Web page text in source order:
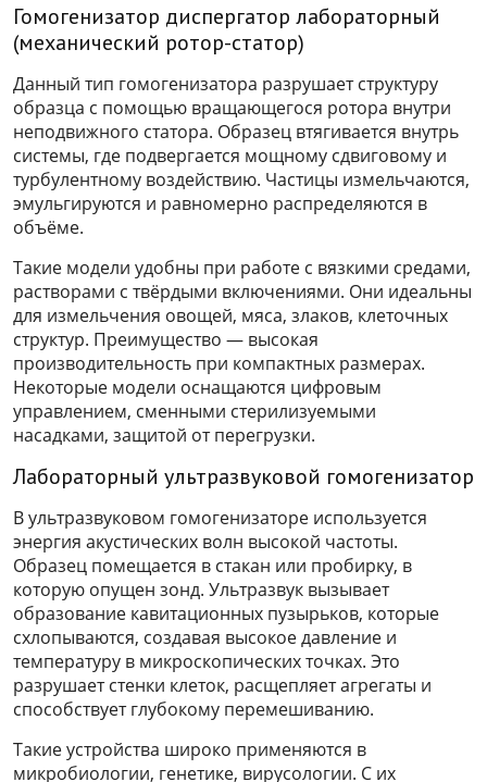
Гомогенизатор диспергатор лабораторный
(механический ротор-статор)
Данный тип гомогенизатора разрушает структуру
образца с помощью вращающегося ротора внутри
неподвижного статора. Образец втягивается внутрь
системы, где подвергается мощному сдвиговому и
турбулентному воздействию. Частицы измельчаются,
эмульгируются и равномерно распределяются в
объёме.
Такие модели удобны при работе с вязкими средами,
растворами с твёрдыми включениями. Они идеальны
для измельчения овощей, мяса, злаков, клеточных
структур. Преимущество — высокая
производительность при компактных размерах.
Некоторые модели оснащаются цифровым
управлением, сменными стерилизуемыми
насадками, защитой от перегрузки.
Лабораторный ультразвуковой гомогенизатор
В ультразвуковом гомогенизаторе используется
энергия акустических волн высокой частоты.
Образец помещается в стакан или пробирку, в
которую опущен зонд. Ультразвук вызывает
образование кавитационных пузырьков, которые
схлопываются, создавая высокое давление и
температуру в микроскопических точках. Это
разрушает стенки клеток, расщепляет агрегаты и
способствует глубокому перемешиванию.
Такие устройства широко применяются в
микробиологии, генетике, вирусологии. С их